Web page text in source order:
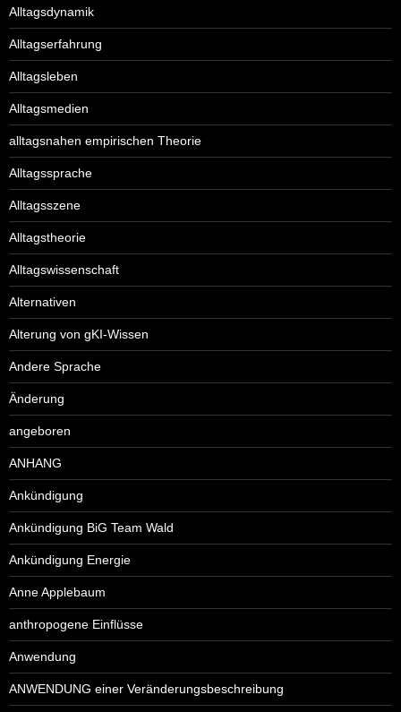
Alltagsdynamik
Alltagserfahrung
Alltagsleben
Alltagsmedien
alltagsnahen empirischen Theorie
Alltagssprache
Alltagsszene
Alltagstheorie
Alltagswissenschaft
Alternativen
Alterung von gKI-Wissen
Andere Sprache
Änderung
angeboren
ANHANG
Ankündigung
Ankündigung BiG Team Wald
Ankündigung Energie
Anne Applebaum
anthropogene Einflüsse
Anwendung
ANWENDUNG einer Veränderungsbeschreibung